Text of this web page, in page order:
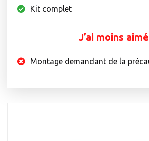
Kit complet
J’ai moins aimé
Montage demandant de la